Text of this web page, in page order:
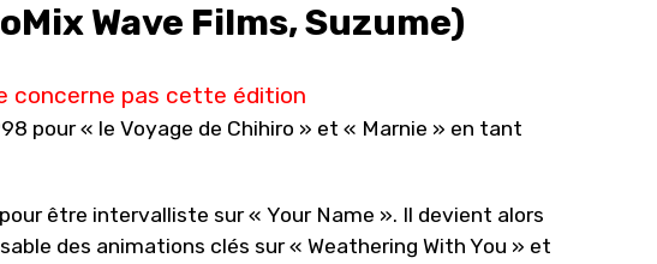
Wave Films, Suzume)
concerne pas cette édition
pour « le Voyage de Chihiro » et « Marnie » en tant
être intervalliste sur « Your Name ». Il devient alors
des animations clés sur « Weathering With You » et